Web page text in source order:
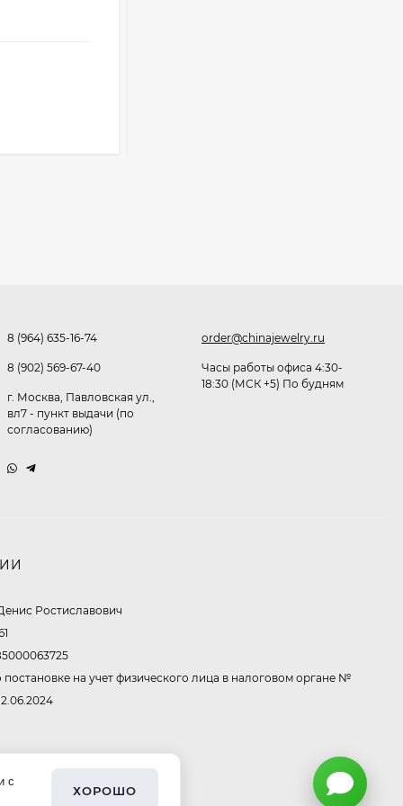
477₽
8 (964) 635-16-74
8 (902) 569-67-40
г. Москва, Павловская ул.,
вл7 - пункт выдачи (по
согласованию)
order@chinajewelry.ru
Часы работы офиса 4:30-
18:30 (МСК +5) По будням
Ростиславович
на учет физического лица в налоговом органе №
с
ХОРОШО